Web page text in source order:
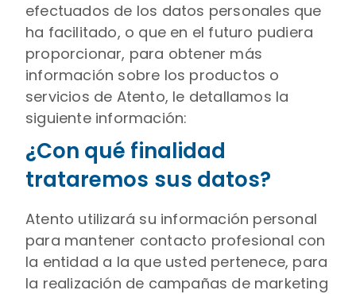
efectuados de los datos personales que
ha facilitado, o que en el futuro pudiera
proporcionar, para obtener más
información sobre los productos o
servicios de Atento, le detallamos la
siguiente información:
¿Con qué finalidad
trataremos sus datos?
Atento utilizará su información personal
para mantener contacto profesional con
la entidad a la que usted pertenece, para
la realización de campañas de marketing